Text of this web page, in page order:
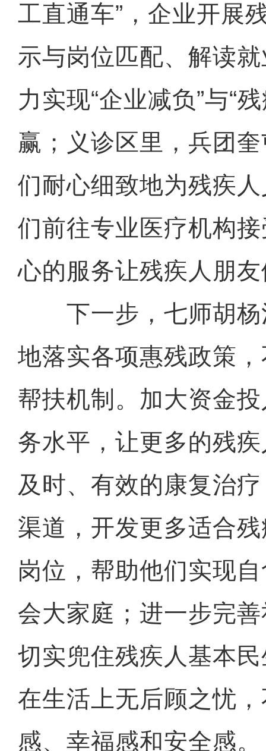
工直通车”，企业开展
示与岗位匹配、解读
力实现“企业减负”与“
赢；义诊区里，兵团
们耐心细致地为残疾
们前往专业医疗机构
心的服务让残疾人朋
下一步，七师胡杨
地落实各项惠残政策
帮扶机制。加大资金
务水平，让更多的残
及时、有效的康复治
渠道，开发更多适合
岗位，帮助他们实现
会大家庭；进一步完
切实兜住残疾人基本
在生活上无后顾之忧
感、幸福感和安全感